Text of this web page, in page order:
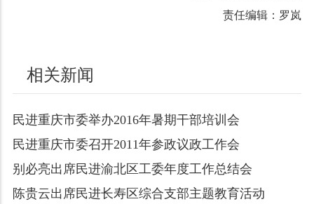
责任编辑：罗岚
相关新闻
民进重庆市委举办2016年暑期干部培训会
民进重庆市委召开2011年参政议政工作会
别必亮出席民进渝北区工委年度工作总结会
陈贵云出席民进长寿区综合支部主题教育活动